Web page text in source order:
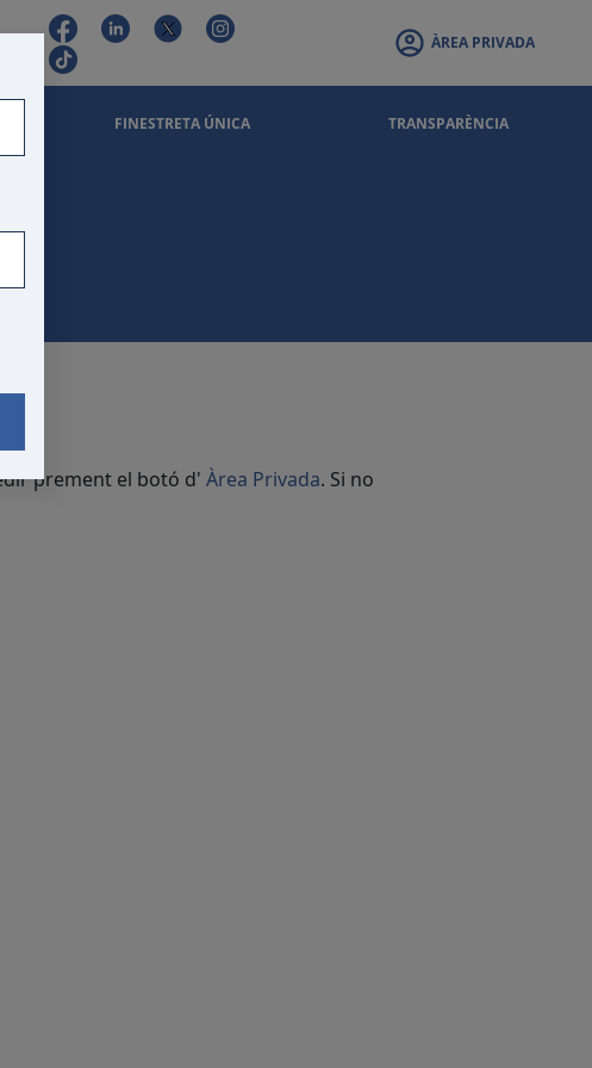
ÀREA PRIVADA
FINESTRETA ÚNICA TRANSPARÈNCIA
prement el botó d' Àrea Privada. Si no